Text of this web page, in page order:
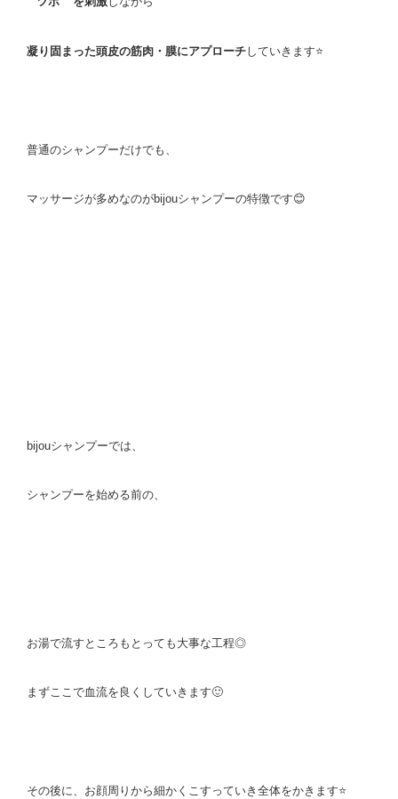
凝り固まった頭皮の筋肉・膜にアプローチしていきます⭐
普通のシャンプーだけでも、
マッサージが多めなのがbijouシャンプーの特徴です😊
bijouシャンプーでは、
シャンプーを始める前の、
お湯で流すところもとっても大事な工程◎
まずここで血流を良くしていきます🙂
その後に、お顔周りから細かくこすっていき全体をかきます⭐